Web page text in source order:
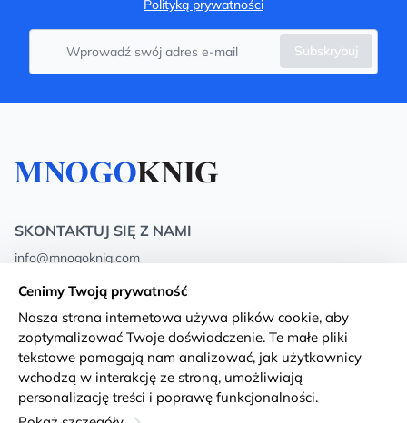
Polityką prywatności
Subskrybuj
SKONTAKTUJ SIĘ Z NAMI
info@mnogoknig.com
Rīga, Augusta Deglava 69d, LV-1082
O nas
Sklepy
Dostawa i płatność
Privacy Policy
Warunki i zasady
Cenimy Twoją prywatność
Nasza strona internetowa używa plików cookie, aby
zoptymalizować Twoje doświadczenie. Te małe pliki
tekstowe pomagają nam analizować, jak użytkownicy
wchodzą w interakcję ze stroną, umożliwiają
personalizację treści i poprawę funkcjonalności.